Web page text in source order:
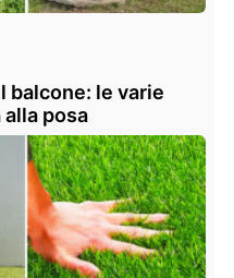
balcone: le varie
posa